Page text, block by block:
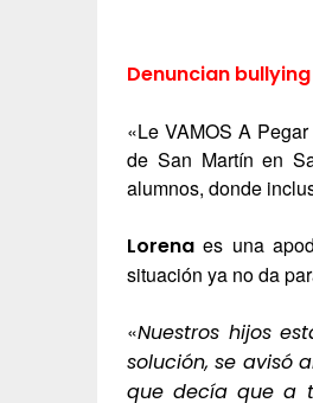
Denuncian
«Le VAMOS A
de San Martín en
alumnos, donde
Lorena es una
situación ya no da
«Nuestros hijos
solución, se avisó
que decía que a